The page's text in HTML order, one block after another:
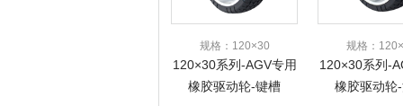
规格：120×30
120×30系列-AGV专用
橡胶驱动轮-键槽
规格：
120×30系列-
橡胶驱动轮